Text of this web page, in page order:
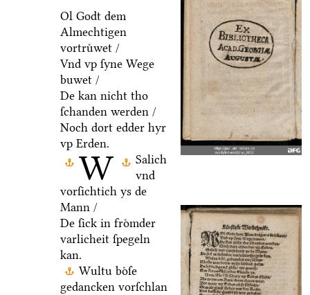
W
Ol Godt dem
Almechtigen
vortruͤwet /
Vnd vp ſyne Wege
buwet /
De kan nicht tho
ſchanden werden /
Noch dort edder hyr
vp Erden.
Salich
vnd
vorſichtich ys de
Mann /
De ſick in froͤmder
varlicheit ſpegeln
kan.
Wultu boͤſe
gedancken vorſchlan